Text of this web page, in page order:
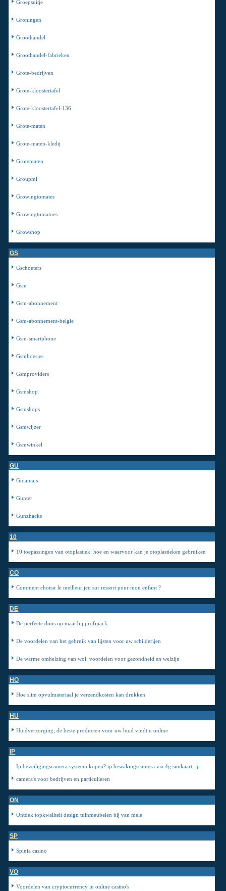
Groepsuitje
Groningen
Groothandel
Groothandel-fabrieken
Grote-bedrijven
Grote-kloostertafel
Grote-kloostertafel-136
Grote-maten
Grote-maten-kledij
Grotematen
Groupml
Growingtomates
Growingtomatoes
Growshop
GS
Gschoeters
Gsm
Gsm-abonnement
Gsm-abonnement-belgie
Gsm-smartphone
Gsmhoesjes
Gsmproviders
Gsmshop
Gsmshops
Gsmwijzer
Gsmwinkel
GU
Guiamais
Gunter
Gunzhacks
10
10 toepassingen van otoplastiek: hoe en waarvoor kan je otoplastieken gebruiken
CO
Comment choisir le meilleur jeu sur ressort pour mon enfant ?
DE
De perfecte doos op maat bij profipack
De voordelen van het gebruik van lijsten voor uw schilderijen
De warme omhelzing van wol: voordelen voor gezondheid en welzijn
HO
Hoe slim opvulmateriaal je verzendkosten kan drukken
HU
Huidverzorging; de beste producten voor uw huid vindt u online
IP
Ip beveiligingscamera systeem kopen? ip bewakingscamera via 4g simkaart, ip
camera's voor bedrijven en particulieren
ON
Ontdek topkwaliteit design tuinmeubelen bij van mele
SP
Spinia casino
VO
Voordelen van cryptocurrency in online casino's